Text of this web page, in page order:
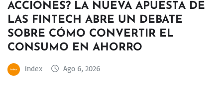
ACCIONES? LA NUEVA APUESTA DE
LAS FINTECH ABRE UN DEBATE
SOBRE CÓMO CONVERTIR EL
CONSUMO EN AHORRO
index Ago 6, 2026